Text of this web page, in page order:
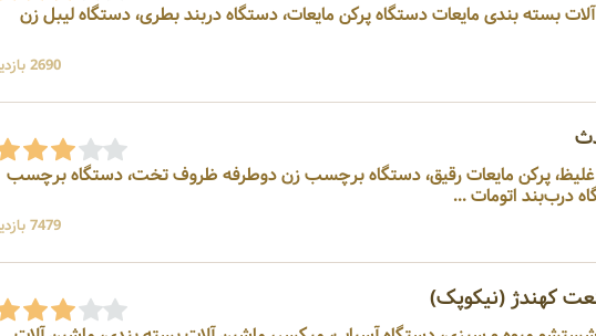
بسته بندی مایعات دستگاه پرکن مایعات، دستگاه دربند بطری، دستگاه لیبل زن
2690 بازدید
غلیظ، پرکن مایعات رقیق، دستگاه برچسب زن دوطرفه ظروف تخت، دستگاه برچسب
درب‌بند اتومات ...
7479 بازدید
کهندژ (نیکوپک)